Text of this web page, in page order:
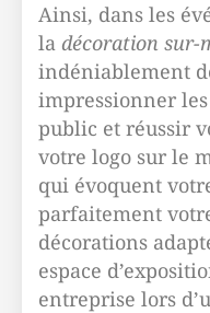
Ainsi, dans les
la décoration sur-
indéniablement
impressionner
public et réussir
votre logo sur le
qui évoquent
parfaitement
décorations
espace
entreprise lors